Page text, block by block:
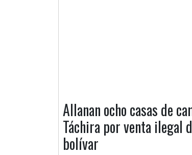
Allanan ocho casas de
Táchira por venta ilegal
bolívar